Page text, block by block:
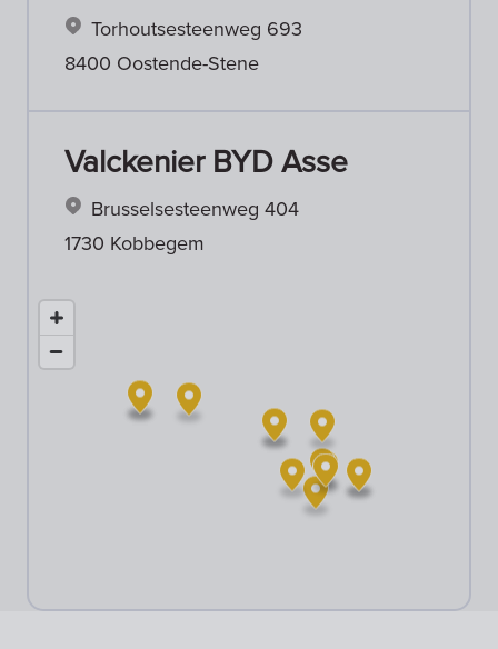
Torhoutsesteenweg 693
8400 Oostende-Stene
Valckenier BYD Asse
Brusselsesteenweg 404
1730 Kobbegem